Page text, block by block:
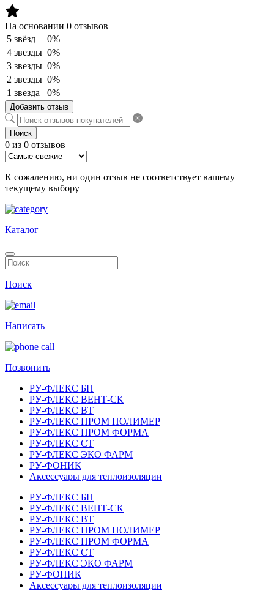
На основании 0 отзывов
5 звёзд
0%
4 звезды 0%
3 звезды 0%
2 звезды 0%
1 звезда
0%
Добавить отзыв
Поиск
0 из 0 отзывов
К сожалению, ни один отзыв не соответствует вашему
текущему выбору
Каталог
Поиск
Написать
Позвонить
РУ-ФЛЕКС БП
РУ-ФЛЕКС ВЕНТ-СК
РУ-ФЛЕКС ВТ
РУ-ФЛЕКС ПРОМ ПОЛИМЕР
РУ-ФЛЕКС ПРОМ ФОРМА
РУ-ФЛЕКС СТ
РУ-ФЛЕКС ЭКО ФАРМ
РУ-ФОНИК
Аксессуары для теплоизоляции
РУ-ФЛЕКС БП
РУ-ФЛЕКС ВЕНТ-СК
РУ-ФЛЕКС ВТ
РУ-ФЛЕКС ПРОМ ПОЛИМЕР
РУ-ФЛЕКС ПРОМ ФОРМА
РУ-ФЛЕКС СТ
РУ-ФЛЕКС ЭКО ФАРМ
РУ-ФОНИК
Аксессуары для теплоизоляции